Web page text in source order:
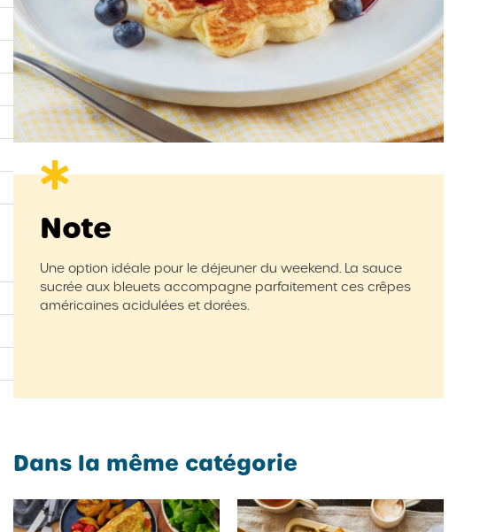
Note
Une option idéale pour le déjeuner du weekend. La sauce
sucrée aux bleuets accompagne parfaitement ces crêpes
américaines acidulées et dorées.
Dans la même catégorie